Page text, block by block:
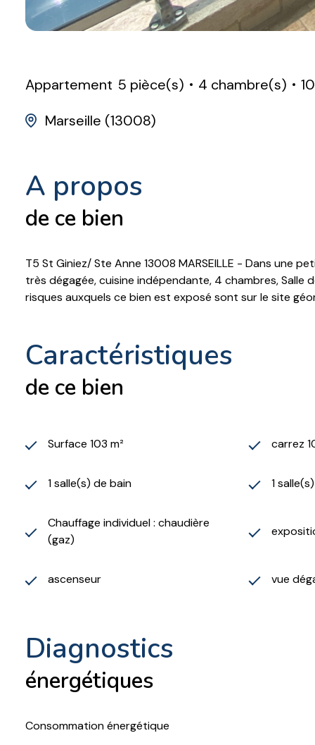
Appartement 5 pièce(s) 4 chambre(s)
Marseille (13008)
a propos
de ce bien
T5 St Giniez/ Ste Anne 13008 MARSEILLE - Dans une
très dégagée, cuisine indépendante, 4 chambres, Salle
risques auxquels ce bien est exposé sont sur le site
caractéristiques
de ce bien
Surface 103 m² carrez
1 salle(s) de bain 1
Chauffage individuel : chaudière
(gaz)
ascenseur vue
diagnostics
énergétiques
Consommation énergétique